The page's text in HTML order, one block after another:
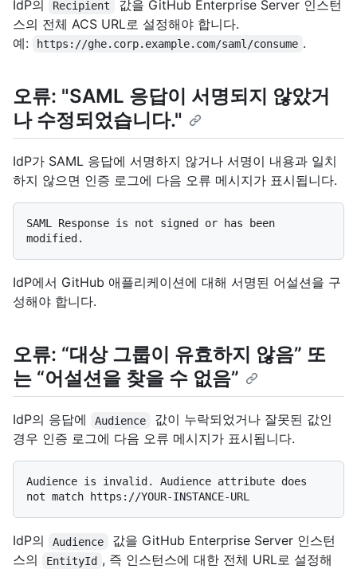
IdP의 Recipient
값을 GitHub Enterprise Server 인스턴
스의 전체 ACS URL로 설정해야 합니다.
예:
https://ghe.corp.example.com/saml/consume .
오류: "SAML 응답이 서명되지 않았거
나 수정되었습니다."
IdP가 SAML 응답에 서명하지 않거나 서명이 내용과 일치
하지 않으면 인증 로그에 다음 오류 메시지가 표시됩니다.
SAML Response is not signed or has been
IdP에서 GitHub 애플리케이션에 대해 서명된 어설션을 구
성해야 합니다.
오류: “대상 그룹이 유효하지 않음” 또
는 “어설션을 찾을 수 없음”
IdP의 응답에 Audience
값이 누락되었거나 잘못된 값인
경우 인증 로그에 다음 오류 메시지가 표시됩니다.
Audience is invalid. Audience attribute does
IdP의 Audience
값을 GitHub Enterprise Server 인스턴
스의
EntityId , 즉 인스턴스에 대한 전체 URL로 설정해